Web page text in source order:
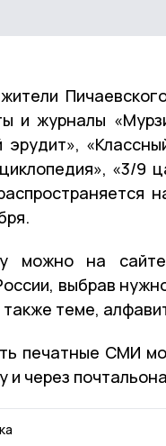
и журналы
«3/9
можно на
выбрав
также теме,
печатные СМИ
и через